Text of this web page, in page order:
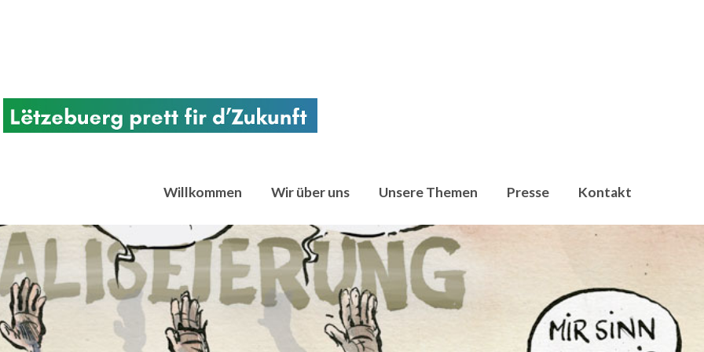
Bereich im Kampf gegen den Klimawandel gemeinsam handeln müssen. Seit 2009 setzen wir uns für die klima- und energiepolitische
Willkommen Wir über uns Unsere Themen Presse Kontakt